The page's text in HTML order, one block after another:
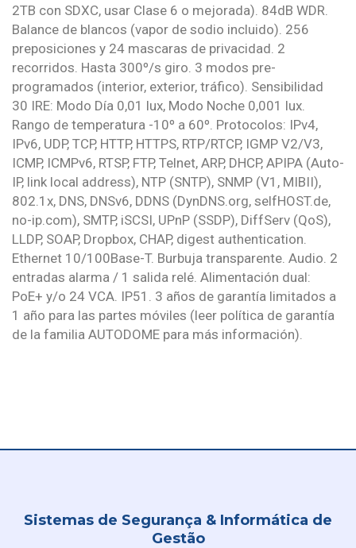
2TB con SDXC, usar Clase 6 o mejorada). 84dB WDR.
Balance de blancos (vapor de sodio incluido). 256
preposiciones y 24 mascaras de privacidad. 2
recorridos. Hasta 300º/s giro. 3 modos pre-
programados (interior, exterior, tráfico). Sensibilidad
30 IRE: Modo Día 0,01 lux, Modo Noche 0,001 lux.
Rango de temperatura -10º a 60º. Protocolos: IPv4,
IPv6, UDP, TCP, HTTP, HTTPS, RTP/RTCP, IGMP V2/V3,
ICMP, ICMPv6, RTSP, FTP, Telnet, ARP, DHCP, APIPA (Auto-
IP, link local address), NTP (SNTP), SNMP (V1, MIBII),
802.1x, DNS, DNSv6, DDNS (DynDNS.org, selfHOST.de,
no-ip.com), SMTP, iSCSI, UPnP (SSDP), DiffServ (QoS),
LLDP, SOAP, Dropbox, CHAP, digest authentication.
Ethernet 10/100Base-T. Burbuja transparente. Audio. 2
entradas alarma / 1 salida relé. Alimentación dual:
PoE+ y/o 24 VCA. IP51. 3 años de garantía limitados a
1 año para las partes móviles (leer política de garantía
de la familia AUTODOME para más información).
Sistemas de Segurança & Informática de
Gestão